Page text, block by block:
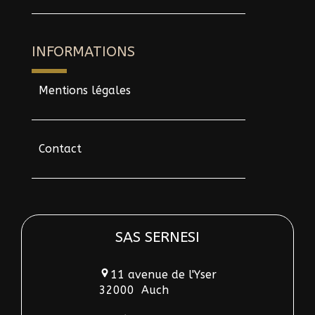
INFORMATIONS
Mentions légales
Contact
SAS SERNESI
11 avenue de l'Yser
32000 Auch